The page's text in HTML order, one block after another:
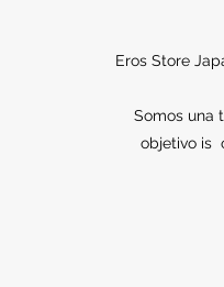
Eros Store
Somos una
objetivo is